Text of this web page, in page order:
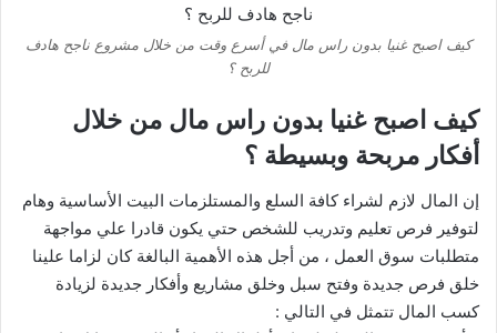
كيف اصبح غنيا بدون راس مال في أسرع وقت من خلال مشروع ناجح هادف
للربح ؟
كيف اصبح غنيا بدون راس مال من خلال
أفكار مربحة وبسيطة ؟
إن المال لازم لشراء كافة السلع والمستلزمات البيت الأساسية وهام
لتوفير فرص تعليم وتدريب للشخص حتي يكون قادرا علي مواجهة
متطلبات سوق العمل ، من أجل هذه الأهمية البالغة كان لزاما علينا
خلق فرص جديدة وفتح سبل وخلق مشاريع وأفكار جديدة لزيادة
كسب المال تتمثل في التالي :